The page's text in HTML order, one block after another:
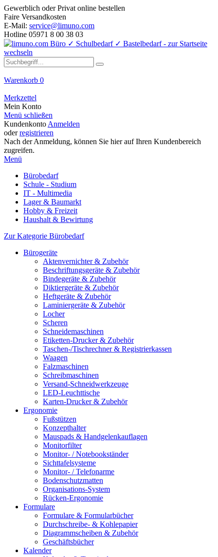
Gewerblich oder Privat online bestellen
Faire Versandkosten
E-Mail: service@limuno.com
Hotline 05971 8 00 38 03
Warenkorb 0
Merkzettel
Mein Konto
Menü schließen
Kundenkonto Anmelden
oderregistrieren
Nach der Anmeldung, können Sie hier auf Ihren Kundenbereich
zugreifen.
Menü
Bürobedarf
Schule - Studium
IT - Multimedia
Lager & Baumarkt
Hobby & Freizeit
Haushalt & Bewirtung
Zur Kategorie Bürobedarf
Bürogeräte
Aktenvernichter & Zubehör
Beschriftungsgeräte & Zubehör
Bindegeräte & Zubehör
Diktiergeräte & Zubehör
Heftgeräte & Zubehör
Laminiergeräte & Zubehör
Locher
Scheren
Schneidemaschinen
Etiketten-Drucker & Zubehör
Taschen-/Tischrechner & Registrierkassen
Waagen
Falzmaschinen
Schreibmaschinen
Versand-Schneidwerkzeuge
LED-Leuchttische
Karten-Drucker & Zubehör
Ergonomie
Fußstützen
Konzepthalter
Mauspads & Handgelenkauflagen
Monitorfilter
Monitor- / Notebookständer
Sichttafelsysteme
Monitor- / Telefonarme
Bodenschutzmatten
Organisations-System
Rücken-Ergonomie
Formulare
Formulare & Formularbücher
Durchschreibe- & Kohlepapier
Diagrammscheiben & Zubehör
Geschäftsbücher
Kalender